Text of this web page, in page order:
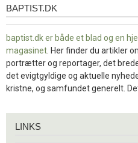
baptist.dk
BAPTIST.DK
baptist.dk er både et blad og en
magasinet . Her finder du artikler
portrætter og reportager, det
det evigtgyldige og aktuelle
kristne, og samfundet generelt.
LINKS